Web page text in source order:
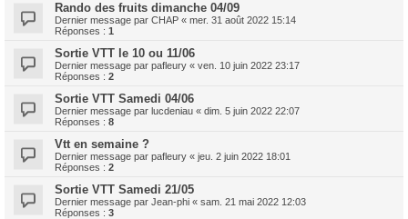
Rando des fruits dimanche 04/09
Dernier message par CHAP « mer. 31 août 2022 15:14
Réponses : 1
Sortie VTT le 10 ou 11/06
Dernier message par pafleury « ven. 10 juin 2022 23:17
Réponses : 2
Sortie VTT Samedi 04/06
Dernier message par lucdeniau « dim. 5 juin 2022 22:07
Réponses : 8
Vtt en semaine ?
Dernier message par pafleury « jeu. 2 juin 2022 18:01
Réponses : 2
Sortie VTT Samedi 21/05
Dernier message par Jean-phi « sam. 21 mai 2022 12:03
Réponses : 3